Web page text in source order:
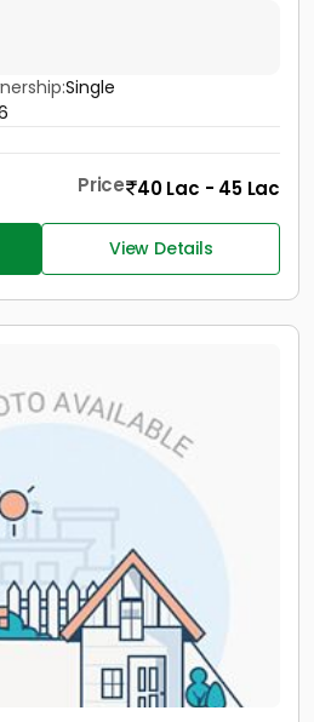
Single
Price 40 Lac - 45 Lac
View Details